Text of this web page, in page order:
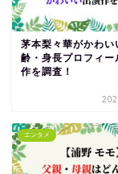
茅本梨々華がかわい
齢・身長プロフィー
作を調査！
エンタメ